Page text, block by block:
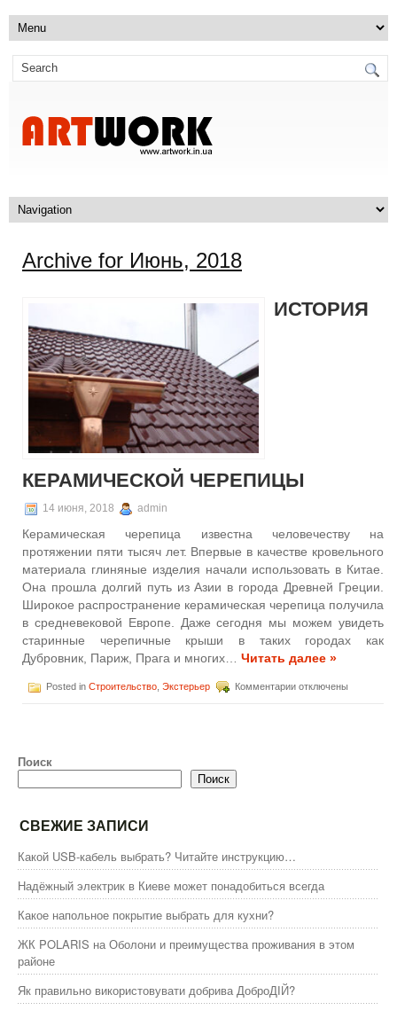
Archive for Июнь, 2018
ИСТОРИЯ
КЕРАМИЧЕСКОЙ ЧЕРЕПИЦЫ
14 июня, 2018 admin
Керамическая черепица известна человечеству на
протяжении пяти тысяч лет. Впервые в качестве кровельного
материала глиняные изделия начали использовать в Китае.
Она прошла долгий путь из Азии в города Древней Греции.
Широкое распространение керамическая черепица получила
в средневековой Европе. Даже сегодня мы можем увидеть
старинные черепичные крыши в таких городах как
Дубровник, Париж, Прага и многих… Читать далее »
Posted in Строительство Экстерьер Комментариикотключены
Поиск
Поиск
СВЕЖИЕ ЗАПИСИ
Какой USB-кабель выбрать? Читайте инструкцию…
Надёжный электрик в Киеве может понадобиться всегда
Какое напольное покрытие выбрать для кухни?
ЖК POLARIS на Оболони и преимущества проживания в этом
районе
Як правильно використовувати добрива ДоброДІЙ?